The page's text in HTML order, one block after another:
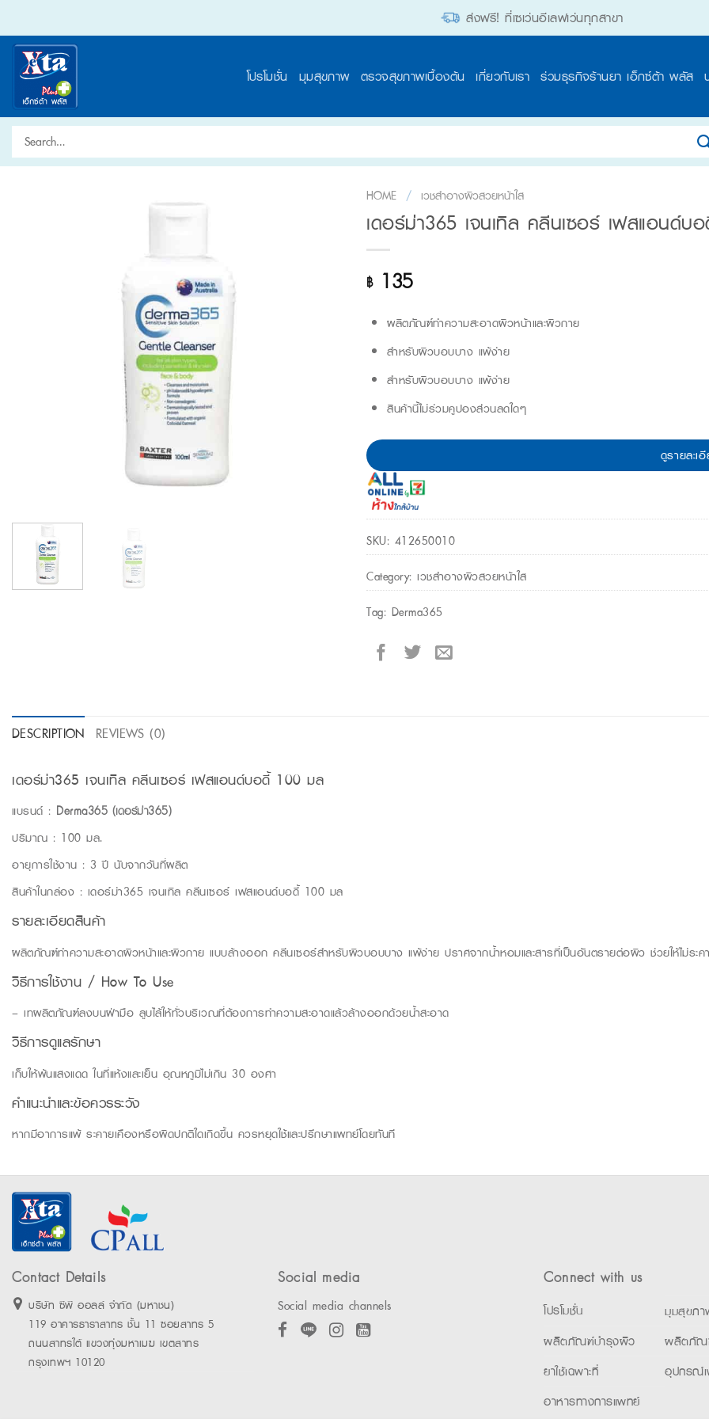
content
ส่งฟรี! ที่เซเว่นอีเลฟเว่นทุกสาขา
โปรโมชั่น มุมสุขภาพ ตรวจสุขภาพเบื้องต้น เกี่ยวกับเรา ร่วมธุรกิจร้านยา เอ็กซ์ต้า พลัส
Search
for:
HOME / เวชสำอางผิวสวยหน้าใส
เดอร์ม่า365 เจนเทิล คลีนเซอร์ เฟสแอนด์
฿135
ผลิตภัณฑ์ทำความสะอาดผิวหน้าและผิวกาย
สำหรับผิวบอบบาง แพ้ง่าย
สำหรับผิวบอบบาง แพ้ง่าย
สินค้านี้ไม่ร่วมคูปองส่วนลดใดๆ
ดูรายละเ
SKU: 412650010
Category: เวชสำอางผิวสวยหน้าใส
Tag: Derma365
DESCRIPTION REVIEWS (0)
เดอร์ม่า365 เจนเทิล คลีนเซอร์ เฟสแอนด์บอดี้ 100 มล
แบรนด์ : Derma365 (เดอร์ม่า365)
ปริมาณ : 100 มล.
อายุการใช้งาน : 3 ปี นับจากวันที่ผลิต
สินค้าในกล่อง : เดอร์ม่า365 เจนเทิล คลีนเซอร์ เฟสแอนด์บอดี้ 100 มล
รายละเอียดสินค้า
ผลิตภัณฑ์ทำความสะอาดผิวหน้าและผิวกาย แบบล้างออก คลีนเซอร์สำหรับผิวบอบบาง แพ้ง่าย ปราศจากน้ำหอมและสารที่เป็นอันตรายต่อผิว ช่วยให้ไม่ระค
วิธีการใช้งาน / How To Use
– เทผลิตภัณฑ์ลงบนฝ่ามือ ลูบไล้ให้ทั่วบริเวณที่ต้องการทำความสะอาดแล้วล้างออกด้วยน้ำสะอาด
วิธีการดูแลรักษา
เก็บให้พ้นแสงแดด ในที่แห้งและเย็น อุณหภูมิไม่เกิน 30 องศา
คำแนะนำและข้อควรระวัง
หากมีอาการแพ้ ระคายเคืองหรือผิดปกติใดเกิดขึ้น ควรหยุดใช้และปรึกษาแพทย์โดยทันที
Contact Details
บริษัท ซีพี ออลล์ จำกัด (มหาชน)
119 อาคารธาราสาทร ชั้น 11 ซอยสาทร 5
ถนนสาทรใต้ แขวงทุ่งมหาเมฆ เขตสาทร
กรุงเทพฯ 10120
Social media
Social media channels
Connect with us
โปรโมชั่น
มุมสุขภ
ผลิตภัณฑ์บำรุงผิว
ผลิตภัณ
ยาใช้เฉพาะที่
อุปกรณ์
อาหารทางการแพทย์